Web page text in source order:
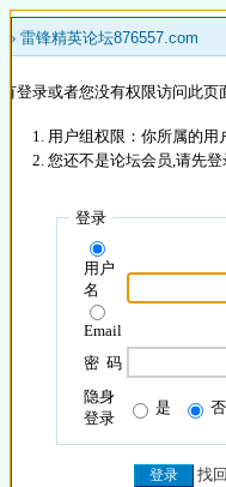
» 雷锋精英论坛876557.com
登录或者您没有权限访问此页
用户组权限：你所属的用
您还不是论坛会员,请先
登录
用户
名
Email
密 码
隐身
登录
是 否
找